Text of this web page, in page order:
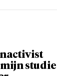
mijn studie